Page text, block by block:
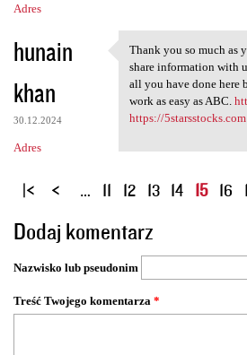
Adres
hunain
khan
30.12.2024
Adres
Thank you so
Thank you so much as
share information with
all you have done here
work as easy as ABC.
https://5starsstocks.com
S
r
o
y
… 11 12 13 14 15 16
Dodaj komentarz
Nazwisko lub pseudonim
Treść Twojego komentarza *